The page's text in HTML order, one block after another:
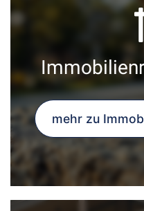
mehr zu